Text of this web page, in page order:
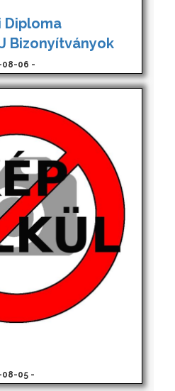
Diploma
Bizonyítványok
08-06 -
05 -